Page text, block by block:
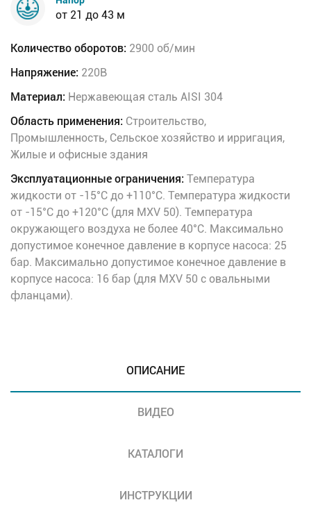
от 21 до 43 м
Количество оборотов: 2900 об/мин
Напряжение: 220В
Материал: Нержавеющая сталь AISI 304
Область применения: Строительство,
Промышленность, Сельское хозяйство и ирригация,
Жилые и офисные здания
Эксплуатационные ограничения: Температура
жидкости от -15°C до +110°C. Температура жидкости
от -15°C до +120°C (для MXV 50). Температура
окружающего воздуха не более 40°C. Максимально
допустимое конечное давление в корпусе насоса: 25
бар. Максимально допустимое конечное давление в
корпусе насоса: 16 бар (для MXV 50 с овальными
фланцами).
ОПИСАНИЕ
ВИДЕО
КАТАЛОГИ
ИНСТРУКЦИИ